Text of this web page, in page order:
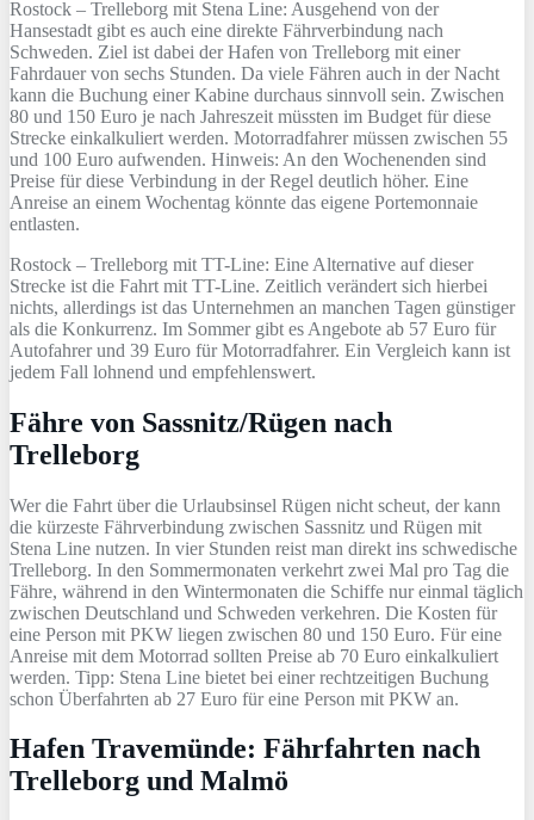
Rostock – Trelleborg mit Stena Line: Ausgehend von der
Hansestadt gibt es auch eine direkte Fährverbindung nach
Schweden. Ziel ist dabei der Hafen von Trelleborg mit einer
Fahrdauer von sechs Stunden. Da viele Fähren auch in der Nacht
kann die Buchung einer Kabine durchaus sinnvoll sein. Zwischen
80 und 150 Euro je nach Jahreszeit müssten im Budget für diese
Strecke einkalkuliert werden. Motorradfahrer müssen zwischen 55
und 100 Euro aufwenden. Hinweis: An den Wochenenden sind
Preise für diese Verbindung in der Regel deutlich höher. Eine
Anreise an einem Wochentag könnte das eigene Portemonnaie
entlasten.
Rostock – Trelleborg mit TT-Line: Eine Alternative auf dieser
Strecke ist die Fahrt mit TT-Line. Zeitlich verändert sich hierbei
nichts, allerdings ist das Unternehmen an manchen Tagen günstiger
als die Konkurrenz. Im Sommer gibt es Angebote ab 57 Euro für
Autofahrer und 39 Euro für Motorradfahrer. Ein Vergleich kann ist
jedem Fall lohnend und empfehlenswert.
Fähre von Sassnitz/Rügen nach
Trelleborg
Wer die Fahrt über die Urlaubsinsel Rügen nicht scheut, der kann
die kürzeste Fährverbindung zwischen Sassnitz und Rügen mit
Stena Line nutzen. In vier Stunden reist man direkt ins schwedische
Trelleborg. In den Sommermonaten verkehrt zwei Mal pro Tag die
Fähre, während in den Wintermonaten die Schiffe nur einmal täglich
zwischen Deutschland und Schweden verkehren. Die Kosten für
eine Person mit PKW liegen zwischen 80 und 150 Euro. Für eine
Anreise mit dem Motorrad sollten Preise ab 70 Euro einkalkuliert
werden. Tipp: Stena Line bietet bei einer rechtzeitigen Buchung
schon Überfahrten ab 27 Euro für eine Person mit PKW an.
Hafen Travemünde: Fährfahrten nach
Trelleborg und Malmö